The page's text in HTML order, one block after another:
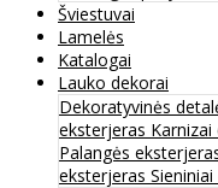
Šviestuvai
Lamelės
Katalogai
Lauko dekorai
Dekoratyvinės
eksterjeras
Palangės
eksterjeras